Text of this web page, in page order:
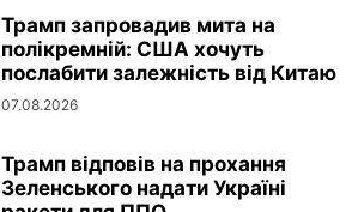
Трамп запровадив мита на
полікремній: США хочуть
послабити залежність від Китаю
07.08.2026
Трамп відповів на прохання
Зеленського надати Україні